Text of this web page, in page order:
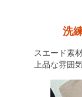
洗
スエード素
上品な雰囲